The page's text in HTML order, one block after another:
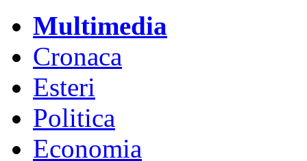
Multimedia
Cronaca
Esteri
Politica
Economia